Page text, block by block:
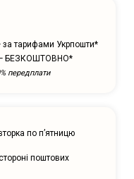
за тарифами Укрпошти*
— БЕЗКОШТОВНО*
передплати
по п’ятницю
поштових